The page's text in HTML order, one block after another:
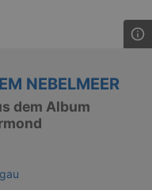
NEBELMEER
dem Album